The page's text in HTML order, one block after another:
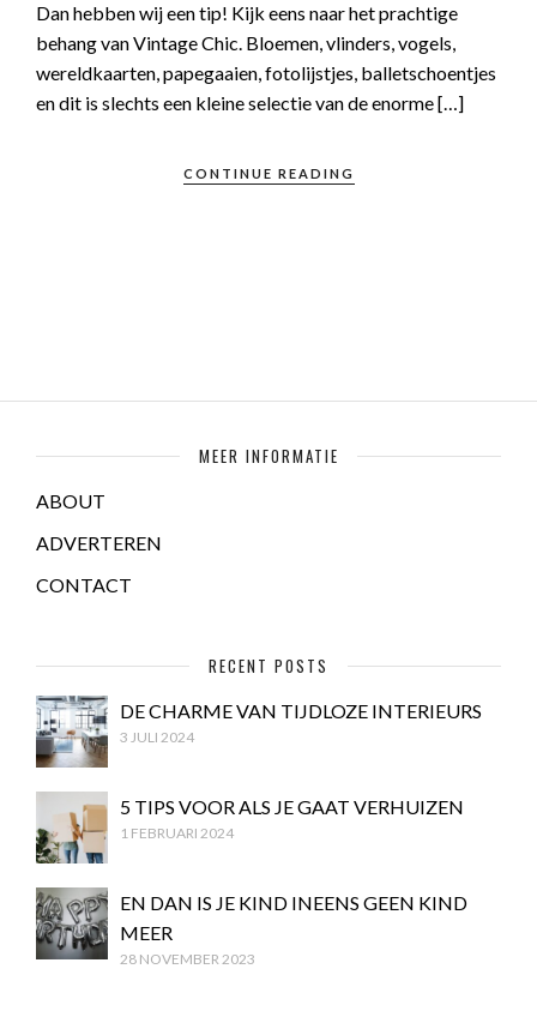
Dan hebben wij een tip! Kijk eens naar het prachtige
behang van Vintage Chic. Bloemen, vlinders, vogels,
wereldkaarten, papegaaien, fotolijstjes, balletschoentjes
en dit is slechts een kleine selectie van de enorme […]
CONTINUE READING
MEER INFORMATIE
ABOUT
ADVERTEREN
CONTACT
RECENT POSTS
DE CHARME VAN TIJDLOZE INTERIEURS
3 JULI 2024
5 TIPS VOOR ALS JE GAAT VERHUIZEN
1 FEBRUARI 2024
EN DAN IS JE KIND INEENS GEEN KIND
MEER
28 NOVEMBER 2023